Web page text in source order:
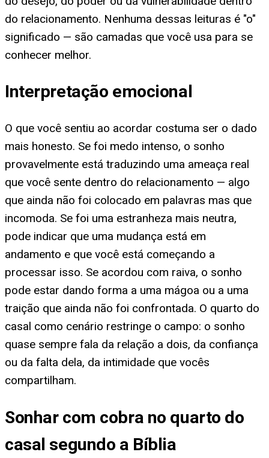
do relacionamento. Nenhuma dessas leituras é "o"
significado — são camadas que você usa para se
conhecer melhor.
Interpretação emocional
O que você sentiu ao acordar costuma ser o dado
mais honesto. Se foi medo intenso, o sonho
provavelmente está traduzindo uma ameaça real
que você sente dentro do relacionamento — algo
que ainda não foi colocado em palavras mas que
incomoda. Se foi uma estranheza mais neutra,
pode indicar que uma mudança está em
andamento e que você está começando a
processar isso. Se acordou com raiva, o sonho
pode estar dando forma a uma mágoa ou a uma
traição que ainda não foi confrontada. O quarto do
casal como cenário restringe o campo: o sonho
quase sempre fala da relação a dois, da confiança
ou da falta dela, da intimidade que vocês
compartilham.
Sonhar com cobra no quarto do
casal segundo a Bíblia